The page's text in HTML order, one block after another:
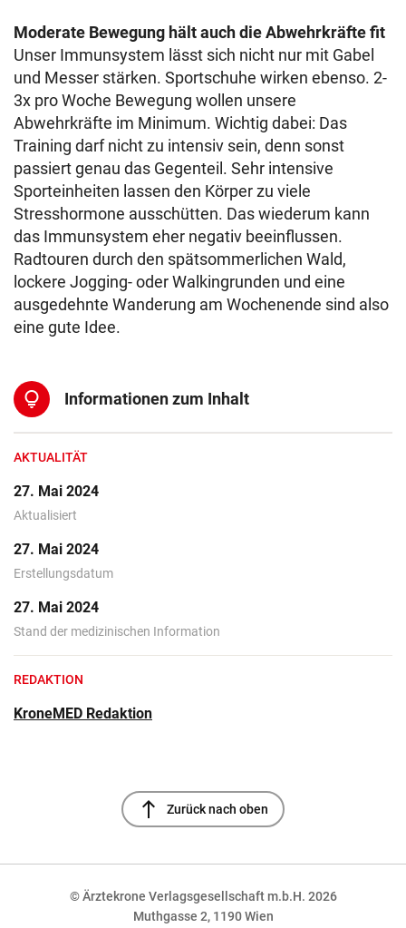
Moderate Bewegung hält auch die Abwehrkräfte fit
Unser Immunsystem lässt sich nicht nur mit Gabel
und Messer stärken. Sportschuhe wirken ebenso. 2-
3x pro Woche Bewegung wollen unsere
Abwehrkräfte im Minimum. Wichtig dabei: Das
Training darf nicht zu intensiv sein, denn sonst
passiert genau das Gegenteil. Sehr intensive
Sporteinheiten lassen den Körper zu viele
Stresshormone ausschütten. Das wiederum kann
das Immunsystem eher negativ beeinflussen.
Radtouren durch den spätsommerlichen Wald,
lockere Jogging- oder Walkingrunden und eine
ausgedehnte Wanderung am Wochenende sind also
eine gute Idee.
lightbulb Informationen zum Inhalt
AKTUALITÄT
27. Mai 2024
Aktualisiert
27. Mai 2024
Erstellungsdatum
27. Mai 2024
Stand der medizinischen Information
REDAKTION
KroneMED Redaktion
north Zurück nach oben
© Ärztekrone Verlagsgesellschaft m.b.H. 2026
Muthgasse 2, 1190 Wien